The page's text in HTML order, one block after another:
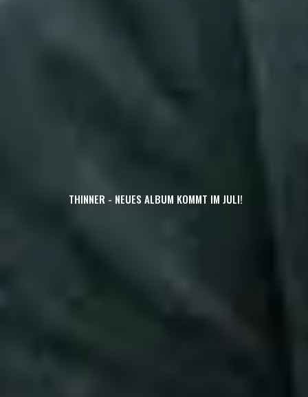
THINNER - NEUES ALBUM KOMMT IM JULI!